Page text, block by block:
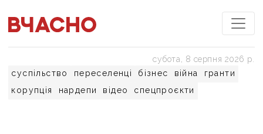
суспільство переселенці бізнес війна
гранти
корупція
нардепи відео спецпроєкти
субота, 8 серпня 2026 р.